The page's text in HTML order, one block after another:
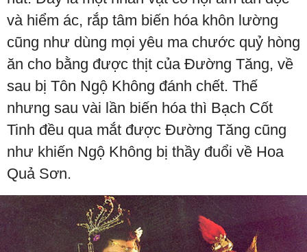
và hiểm ác, rắp tâm biến hóa khôn lường
cũng như dùng mọi yêu ma chước quỷ hòng
ăn cho bằng được thịt của Đường Tăng, về
sau bị Tôn Ngộ Không đánh chết. Thế
nhưng sau vài lần biến hóa thì Bạch Cốt
Tinh đều qua mắt được Đường Tăng cũng
như khiến Ngộ Không bị thầy đuổi về Hoa
Quả Sơn.